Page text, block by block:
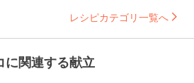
レシピカテゴリ一覧へ
に関連する献立